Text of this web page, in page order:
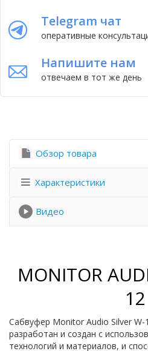
Telegram чат
оперативные
Напишите нам
отвечаем в тот же день
Обзор товара
Характеристики
Видео
MONITOR
12
Сабвуфер Monitor Audio Silver
разработан и создан с
технологий и материалов, и